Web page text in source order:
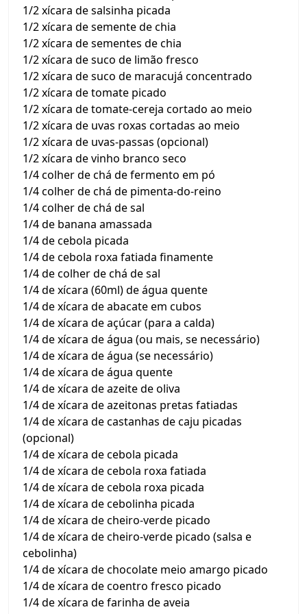
1/2 xícara de salsinha picada
1/2 xícara de semente de chia
1/2 xícara de sementes de chia
1/2 xícara de suco de limão fresco
1/2 xícara de suco de maracujá concentrado
1/2 xícara de tomate picado
1/2 xícara de tomate-cereja cortado ao meio
1/2 xícara de uvas roxas cortadas ao meio
1/2 xícara de uvas-passas (opcional)
1/2 xícara de vinho branco seco
1/4 colher de chá de fermento em pó
1/4 colher de chá de pimenta-do-reino
1/4 colher de chá de sal
1/4 de banana amassada
1/4 de cebola picada
1/4 de cebola roxa fatiada finamente
1/4 de colher de chá de sal
1/4 de xícara (60ml) de água quente
1/4 de xícara de abacate em cubos
1/4 de xícara de açúcar (para a calda)
1/4 de xícara de água (ou mais, se necessário)
1/4 de xícara de água (se necessário)
1/4 de xícara de água quente
1/4 de xícara de azeite de oliva
1/4 de xícara de azeitonas pretas fatiadas
1/4 de xícara de castanhas de caju picadas
(opcional)
1/4 de xícara de cebola picada
1/4 de xícara de cebola roxa fatiada
1/4 de xícara de cebola roxa picada
1/4 de xícara de cebolinha picada
1/4 de xícara de cheiro-verde picado
1/4 de xícara de cheiro-verde picado (salsa e
cebolinha)
1/4 de xícara de chocolate meio amargo picado
1/4 de xícara de coentro fresco picado
1/4 de xícara de farinha de aveia